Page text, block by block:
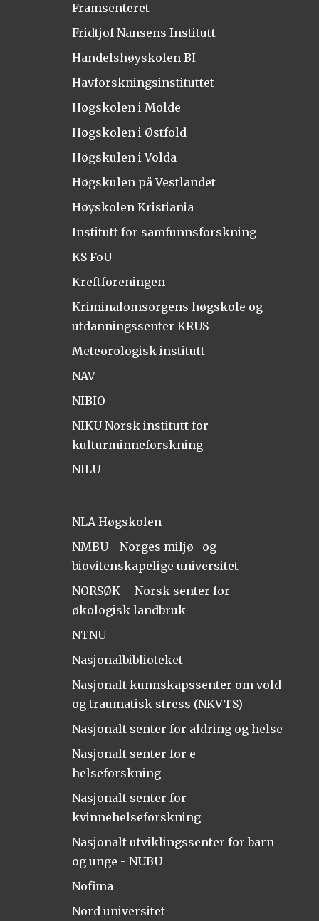
Framsenteret
Fridtjof Nansens Institutt
Handelshøyskolen BI
Havforskningsinstituttet
Høgskolen i Molde
Høgskolen i Østfold
Høgskulen i Volda
Høgskulen på Vestlandet
Høyskolen Kristiania
Institutt for samfunnsforskning
KS FoU
Kreftforeningen
Kriminalomsorgens høgskole og
utdanningssenter KRUS
Meteorologisk institutt
NAV
NIBIO
NIKU Norsk institutt for
kulturminneforskning
NILU
NLA Høgskolen
NMBU - Norges miljø- og
biovitenskapelige universitet
NORSØK – Norsk senter for
økologisk landbruk
NTNU
Nasjonalbiblioteket
Nasjonalt kunnskapssenter om vold
og traumatisk stress (NKVTS)
Nasjonalt senter for aldring og helse
Nasjonalt senter for e-
helseforskning
Nasjonalt senter for
kvinnehelseforskning
Nasjonalt utviklingssenter for barn
og unge - NUBU
Nofima
Nord universitet